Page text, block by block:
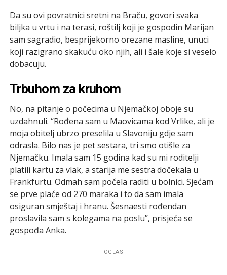
Da su ovi povratnici sretni na Braču, govori svaka
biljka u vrtu i na terasi, roštilj koji je gospodin Marijan
sam sagradio, besprijekorno orezane masline, unuci
koji razigrano skakuću oko njih, ali i šale koje si veselo
dobacuju.
Trbuhom za kruhom
No, na pitanje o počecima u Njemačkoj oboje su
uzdahnuli. “Rođena sam u Maovicama kod Vrlike, ali je
moja obitelj ubrzo preselila u Slavoniju gdje sam
odrasla. Bilo nas je pet sestara, tri smo otišle za
Njemačku. Imala sam 15 godina kad su mi roditelji
platili kartu za vlak, a starija me sestra dočekala u
Frankfurtu. Odmah sam počela raditi u bolnici. Sjećam
se prve plaće od 270 maraka i to da sam imala
osiguran smještaj i hranu. Šesnaesti rođendan
proslavila sam s kolegama na poslu”, prisjeća se
gospođa Anka.
OGLAS